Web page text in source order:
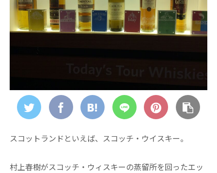
スコットランドといえば、スコッチ・ウイスキー。
村上春樹がスコッチ・ウィスキーの蒸留所を回ったエッ